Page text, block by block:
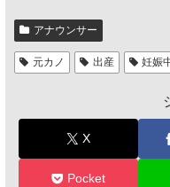
アナウンサー
元カノ 出産 妊娠
X
Pocket